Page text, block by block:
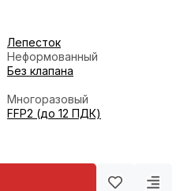
Лепесток
Неформованный
Без клапана
Многоразовый
FFP2 (до 12 ПДК)